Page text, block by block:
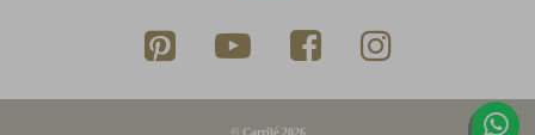
© Carrilé 2026